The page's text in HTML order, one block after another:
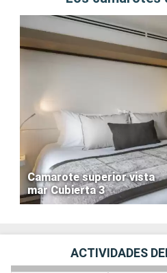
Camarote superior vista
mar Cubierta 3
ACTIVIDADES